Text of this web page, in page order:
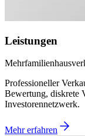
Leistungen
Professioneller
Bewertung, diskrete
Investorennetzwerk.
Mehr erfahren